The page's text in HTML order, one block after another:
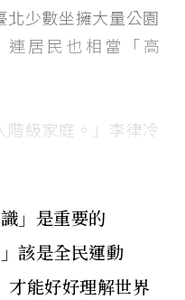
少數坐擁大量公園
居民也相當「高
階級家庭。」李律冷
」是重要的
該是全民運動
才能好好理解世界